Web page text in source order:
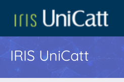
IRIS UniCatt